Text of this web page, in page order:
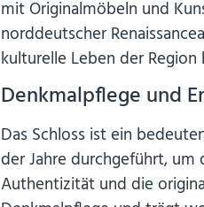
mit Originalmöbeln und
norddeutscher
kulturelle Leben der Region
Denkmalpflege und
Das Schloss ist ein
der Jahre durchgeführt,
Authentizität und die